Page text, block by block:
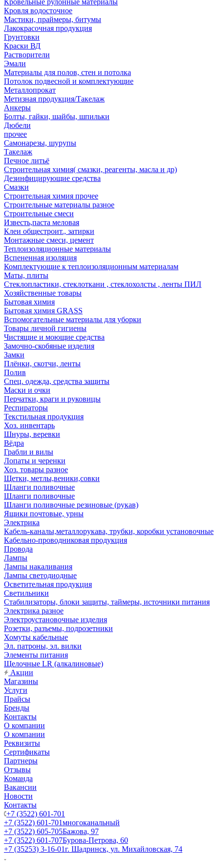
Кровельные рулонные материалы
Кровля водосточное
Мастики, праймеры, битумы
Лакокрасочная продукция
Грунтовки
Краски ВД
Растворители
Эмали
Материалы для полов, стен и потолка
Потолок подвесной и комплектующие
Металлопрокат
Метизная продукция/Такелаж
Анкеры
Болты, гайки, шайбы, шпильки
Дюбели
прочее
Самонарезы, шурупы
Такелаж
Печное литьё
Строительная химия( смазки, реагенты, масла и др)
Дезинфицирующие средства
Смазки
Строительная химия прочее
Строительные материалы разное
Строительные смеси
Известь,паста меловая
Клеи общестроит., затирки
Монтажные смеси, цемент
Теплоизоляционные материалы
Вспененная изоляция
Комплектующие к теплоизоляционным материалам
Маты, плиты
Стеклопластики, стеклоткани , стеклохолсты , ленты ПИЛ
Хозяйственные товары
Бытовая химия
Бытовая химия GRASS
Вспомогательные материалы для уборки
Товары личной гигиены
Чистящие и моющие средства
Замочно-скобяные изделия
Замки
Плёнки, скотчи, ленты
Полив
Спец. одежда, средства защиты
Маски и очки
Перчатки, краги и руковицы
Респираторы
Текстильная продукция
Хоз. инвентарь
Шнуры, веревки
Вёдра
Грабли и вилы
Лопаты и черенки
Хоз. товары разное
Щетки, метлы,веники,совки
Шланги поливочные
Шланги поливочные
Шланги поливочные резиновые (рукав)
Ящики почтовые, урны
Электрика
Кабель-каналы,металлорукава, трубки, коробки установочные
Кабельно-проводниковая продукция
Провода
Лампы
Лампы накаливания
Лампы светодиодные
Осветительная продукция
Светильники
Стабилизаторы, блоки защиты, таймеры, источники питания
Электрика разное
Электроустановочные изделия
Розетки, разъемы, подрозетники
Хомуты кабельные
Эл. патроны, эл. вилки
Элементы питания
Щелочные LR (алкалиновые)
Акции
Магазины
Услуги
Прайсы
Бренды
Контакты
О компании
О компании
Реквизиты
Сертификаты
Партнеры
Отзывы
Команда
Вакансии
Новости
Контакты
+7 (3522) 601-701
+7 (3522) 601-701многоканальный
+7 (3522) 605-705Бажова, 97
+7 (3522) 601-707Бурова-Петрова, 60
+7 (35253) 3-16-01г. Шадринск, ул. Михайловская, 74